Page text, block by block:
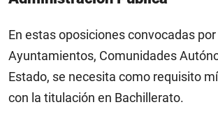
En estas oposiciones convocadas
Ayuntamientos, Comunidades
Estado, se necesita como requisito
con la titulación en Bachillerato.